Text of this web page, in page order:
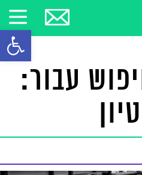
פתח
עבור: